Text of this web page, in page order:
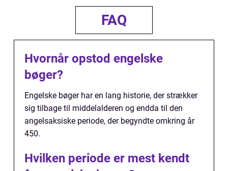
FAQ
Hvornår opstod engelske
bøger?
Engelske bøger har en lang historie, der strækker
sig tilbage til middelalderen og endda til den
angelsaksiske periode, der begyndte omkring år
450.
Hvilken periode er mest kendt